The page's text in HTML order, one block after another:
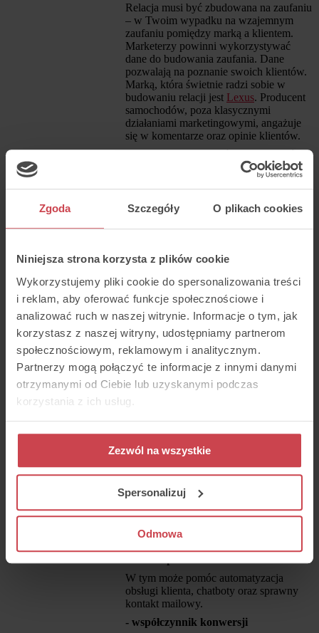
Zgoda Szczegóły O plikach cookies
Niniejsza strona korzysta z plików cookie
Wykorzystujemy pliki cookie do spersonalizowania treści
i reklam, aby oferować funkcje społecznościowe i
analizować ruch w naszej witrynie. Informacje o tym, jak
korzystasz z naszej witryny, udostępniamy partnerom
społecznościowym, reklamowym i analitycznym.
Partnerzy mogą połączyć te informacje z innymi danymi
otrzymanymi od Ciebie lub uzyskanymi podczas
korzystania z ich usług.
Zezwól na wszystkie
Spersonalizuj
Odmowa
Relacja musi być zbudowana na zaufaniu
– w Twoim wypadku na wzajemnym
zaufaniu pomiędzy marką a klientem.
Marketerzy powinni wykorzystywać
dane do budowania zaufania. Dane
pozwalają na poznanie swoich klientów.
Marką, która świetnie radzi sobie w
budowaniu relacji jest Lexus. Producent
samochodów, poza klasycznymi
działaniami marketingowymi, angażuje
się w komentarze oraz opinie klientów.
Pamiętaj, że wiadomości od nabywców
są dużo bardziej wiarygodne niż
anonimowe opinie, a odpowiadanie na
nie przez markę pozycjonuje ją jako
wiarygodną i przyjazną. Wykorzystaj ten
potencjał w swojej strategii
marketingowej.
Troszcz się o wskaźniki KPI
dotyczące obsługi klienta
KPI, czyli Key Performance Indicator to
wskaźnik, który pokazuje, jak firma
osiąga cele biznesowe. Możesz ustalać
dowolne KPI, aby były jak najlepiej
dopasowane do strategii Twojej firmy.
Wskaźniki te pozwalają na ocenę tego, co
działania przyniosą Twojej firmie i
wskazują, w którą stronę należy się
rozwijać.
Obsługa klienta ma zdecydowanie
kluczowe znaczenie w budowaniu relacji
i customer retention. Kiedy klient czuje
się zaopiekowany, wie gdzie i do kogo
może się zwrócić, otrzyma sprawną
komentarz zostanie doceniony, wtedy
jego zaufanie do marki znacząco wzrasta.
Na jakie wskaźniki obsługi klienta
zwrócić szczególną uwagę?
W tym może pomóc automatyzacja
obsługi klienta, chatboty oraz sprawny
kontakt mailowy.
- współczynnik konwersji